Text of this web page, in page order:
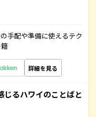
手配や準備に使えるテク
詳細を見る
じるハワイのことばと